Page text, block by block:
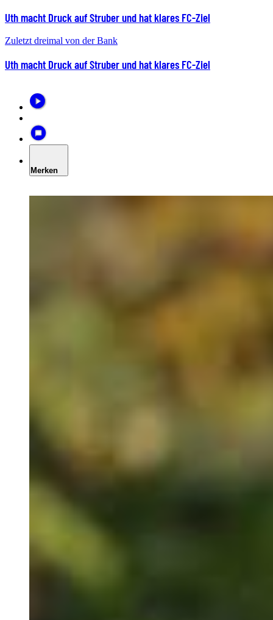
Uth macht Druck auf Struber und hat klares FC-Ziel
Zuletzt dreimal von der Bank
Uth macht Druck auf Struber und hat klares FC-Ziel
Merken